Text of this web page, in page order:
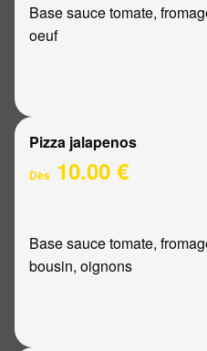
Base sauce tomate,
oeuf
Pizza jalapenos
Dès 10.00 €
Base sauce tomate,
bousin, oignons